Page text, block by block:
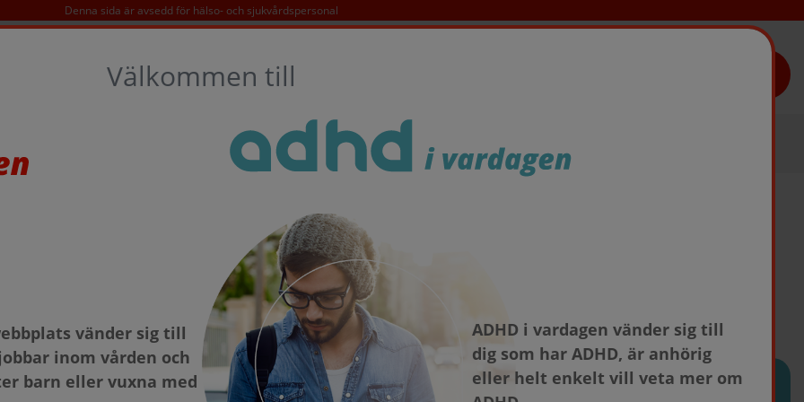
Denna sida är avsedd för hälso- och sjukvårdspersonal
TAKEDA OCH ADHD
ÄMNEN I DEN HÄR ARTIKELN
Välkommen till
vänder sig till
inom vården och
barn eller vuxna med
ADHD i vardagen vänder sig till
dig som har ADHD, är anhörig
eller helt enkelt vill veta mer om